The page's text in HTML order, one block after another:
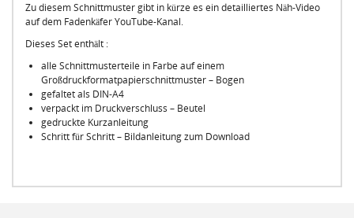
Zu diesem Schnittmuster gibt in kürze es ein detailliertes Näh-Video
auf dem Fadenkäfer YouTube-Kanal.
Dieses Set enthält :
alle Schnittmusterteile in Farbe auf einem
Großdruckformatpapierschnittmuster – Bogen
gefaltet als DIN-A4
verpackt im Druckverschluss – Beutel
gedruckte Kurzanleitung
Schritt für Schritt – Bildanleitung zum Download